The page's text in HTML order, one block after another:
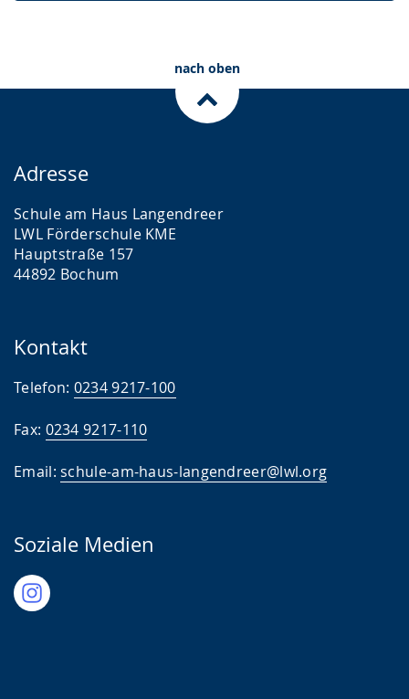
nach oben
Adresse
Schule am Haus Langendreer
LWL Förderschule KME
Hauptstraße 157
44892 Bochum
Kontakt
Telefon: 0234 9217-100
Fax: 0234 9217-110
Email:schule-am-haus-langendreer@lwl.org
Soziale Medien